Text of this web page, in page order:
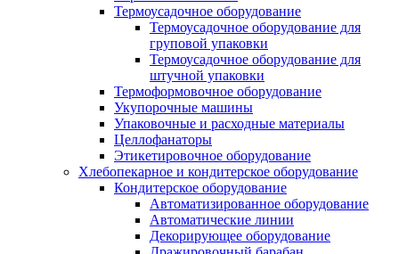
Термоусадочное оборудование
Термоусадочное оборудование для
груповой упаковки
Термоусадочное оборудование для
штучной упаковки
Термоформовочное оборудование
Укупорочные машины
Упаковочные и расходные материалы
Целлофанаторы
Этикетировочное оборудование
Хлебопекарное и кондитерское оборудование
Кондитерское оборудование
Автоматизированное оборудование
Автоматические линии
Декорирующее оборудование